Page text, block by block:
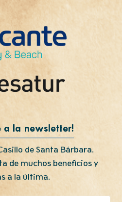
a la newsletter!
de Santa Bárbara.
de muchos beneficios y
a la última.